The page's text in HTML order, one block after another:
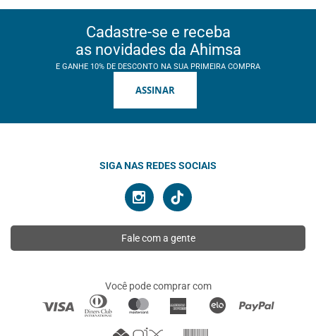
Cadastre-se e receba
as novidades da Ahimsa
E GANHE 10% DE DESCONTO NA SUA PRIMEIRA COMPRA
ASSINAR
SIGA NAS REDES SOCIAIS
Fale com a gente
Você pode comprar com